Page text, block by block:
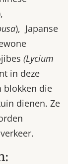
), Japanse
(Lycium
in deze
blokken die
dienen. Ze